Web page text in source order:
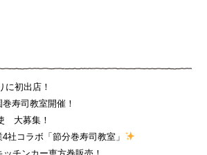
初出店！
寿司教室開催！
大募集！
社コラボ「節分巻寿司教室」